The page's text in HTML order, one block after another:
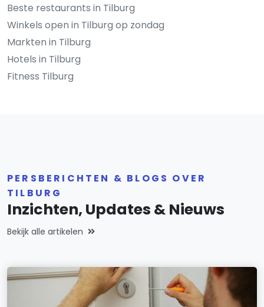
Beste restaurants in Tilburg
Winkels open in Tilburg op zondag
Markten in Tilburg
Hotels in Tilburg
Fitness Tilburg
PERSBERICHTEN & BLOGS OVER
TILBURG
Inzichten, Updates & Nieuws
Bekijk alle artikelen